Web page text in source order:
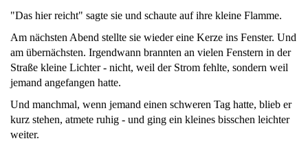
"Das hier reicht" sagte sie und schaute auf ihre kleine Flamme.
Am nächsten Abend stellte sie wieder eine Kerze ins Fenster. Und
am übernächsten. Irgendwann brannten an vielen Fenstern in der
Straße kleine Lichter - nicht, weil der Strom fehlte, sondern weil
jemand angefangen hatte.
Und manchmal, wenn jemand einen schweren Tag hatte, blieb er
kurz stehen, atmete ruhig - und ging ein kleines bisschen leichter
weiter.